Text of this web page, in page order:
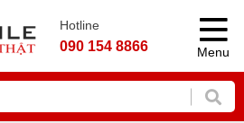
Hotline
090 154 8866 Menu